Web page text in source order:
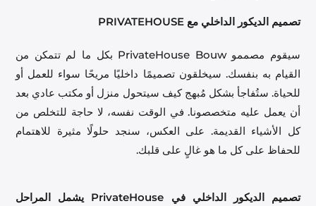
تصميم الديكور الداخلي مع PRIVATEHOUSE
سيقوم مصممو PrivateHouse Bouw بكل ما لم تتمكن من
القيام به بنفسك. سيخلقون تصميمًا داخليًا مريحًا سواء للعمل أو
للحياة. ستُفاجأ بشكل مُبهج كيف سيتحول منزل أو مكتب عادي بعد
أن يعمل عليه متخصصونا. في الوقت نفسه، لا حاجة للتخلص من
كل الأشياء القديمة. على العكس، سنجد حلولًا مثيرة للاهتمام
للحفاظ على كل ما هو غالٍ على قلبك.
تصميم الديكور الداخلي في PrivateHouse يشمل المراحل